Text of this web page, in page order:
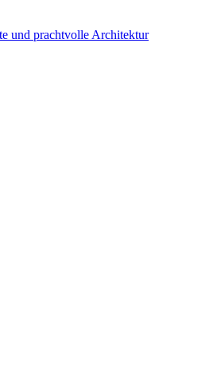
und prachtvolle Architektur